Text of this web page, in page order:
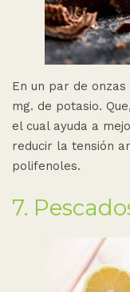
En un par de
mg. de potasio.
el cual ayuda a
reducir la tensión
polifenoles.
7.